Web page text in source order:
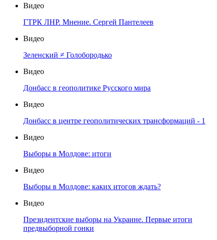
Видео
ГТРК ЛНР. Мнение. Сергей Пантелеев
Видео
Зеленский ≠ Голобородько
Видео
Донбасс в геополитике Русского мира
Видео
Донбасс в центре геополитических трансформаций - 1
Видео
Выборы в Молдове: итоги
Видео
Выборы в Молдове: каких итогов ждать?
Видео
Президентские выборы на Украине. Первые итоги
предвыборной гонки